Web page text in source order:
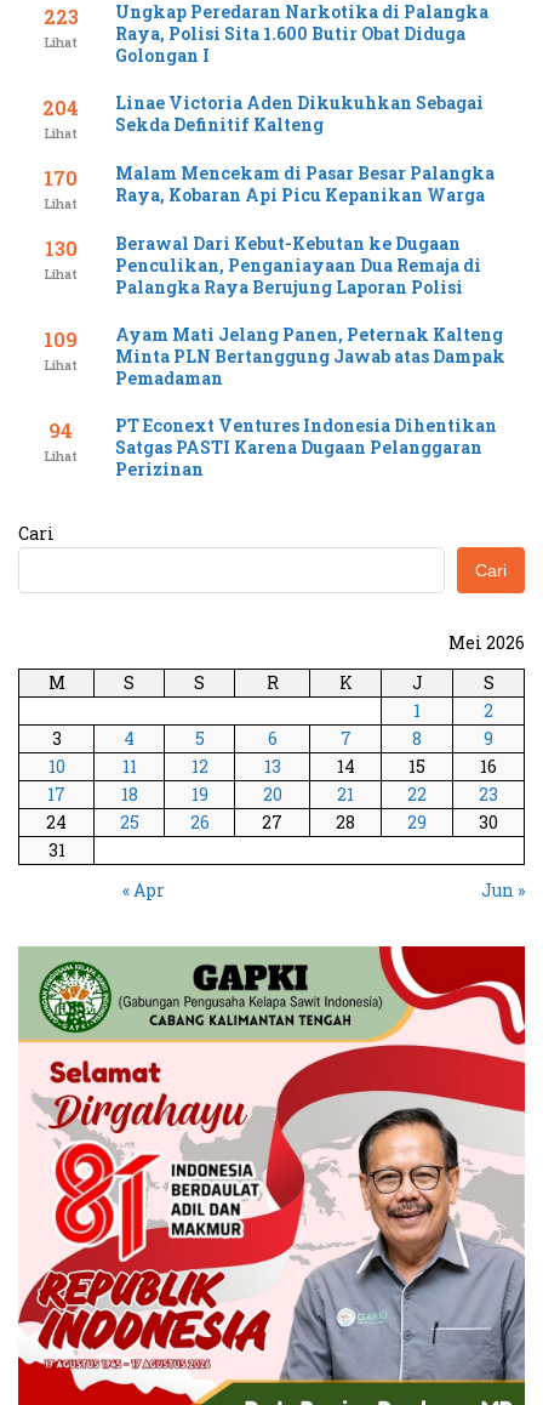
223
Lihat
Ungkap Peredaran Narkotika di Palangka
Raya, Polisi Sita 1.600 Butir Obat Diduga
Golongan I
204
Lihat
Linae Victoria Aden Dikukuhkan Sebagai
Sekda Definitif Kalteng
170
Lihat
Malam Mencekam di Pasar Besar Palangka
Raya, Kobaran Api Picu Kepanikan Warga
130
Lihat
Berawal Dari Kebut-Kebutan ke Dugaan
Penculikan, Penganiayaan Dua Remaja di
Palangka Raya Berujung Laporan Polisi
109
Lihat
Ayam Mati Jelang Panen, Peternak Kalteng
Minta PLN Bertanggung Jawab atas Dampak
Pemadaman
94
Lihat
PT Econext Ventures Indonesia Dihentikan
Satgas PASTI Karena Dugaan Pelanggaran
Perizinan
Cari
Cari
Mei 2026
M
S S R K J
S
1
2
3
4 5 6 7 8
9
10
11 12 13 14 15
16
17
18 19 20 21 22
23
24
25 26 27 28 29
30
31
« Apr
Jun »